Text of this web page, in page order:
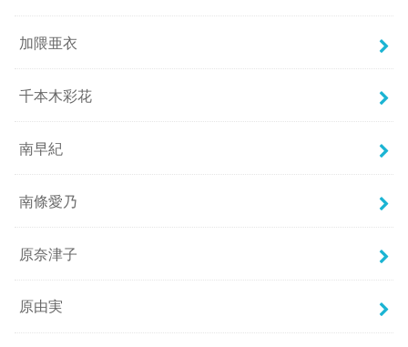
加隈亜衣
千本木彩花
南早紀
南條愛乃
原奈津子
原由実